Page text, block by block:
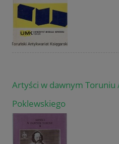
Artyści w dawnym Toruniu
Poklewskiego